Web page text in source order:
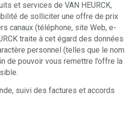
et services de VAN HEURCK,
de solliciter une offre de prix
canaux (téléphone, site Web, e-
traite à cet égard des données
personnel (telles que le nom
de pouvoir vous remettre l’offre la
suivi des factures et accords